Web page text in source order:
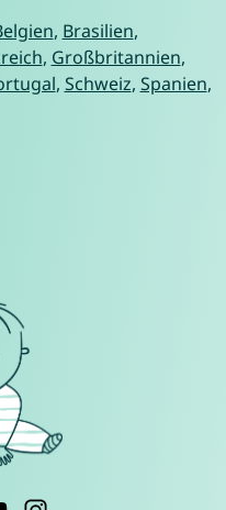
, Brasilien,
, Großbritannien,
, Schweiz, Spanien,